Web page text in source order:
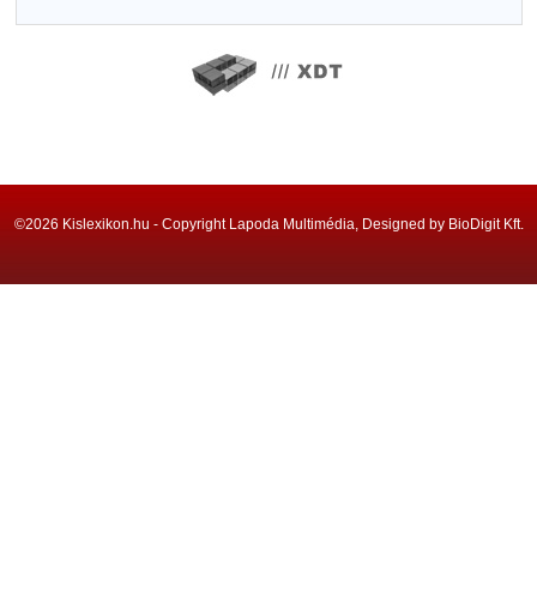
©2026 Kislexikon.hu - Copyright Lapoda Multimédia, Designed by BioDigit Kft.